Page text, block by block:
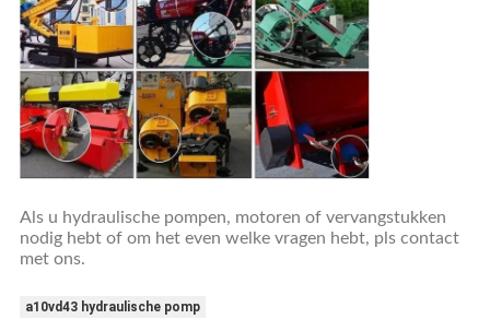
Als u hydraulische pompen, motoren of vervangstukken
nodig hebt of om het even welke vragen hebt, pls contact
met ons.
a10vd43 hydraulische pomp